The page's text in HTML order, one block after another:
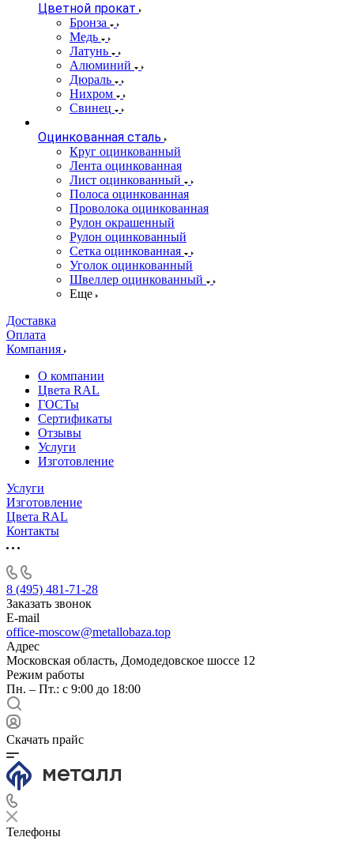
Цветной прокат
Бронза
Медь
Латунь
Алюминий
Дюраль
Нихром
Свинец
Оцинкованная сталь
Круг оцинкованный
Лента оцинкованная
Лист оцинкованный
Полоса оцинкованная
Проволока оцинкованная
Рулон окрашенный
Рулон оцинкованный
Сетка оцинкованная
Уголок оцинкованный
Швеллер оцинкованный
Еще
Доставка
Оплата
Компания
О компании
Цвета RAL
ГОСТы
Сертификаты
Отзывы
Услуги
Изготовление
Услуги
Изготовление
Цвета RAL
Контакты
8 (495) 481-71-28
Заказать звонок
E-mail
office-moscow@metallobaza.top
Адрес
Московская область, Домодедовское шоссе 12
Режим работы
Пн. – Пт.: с 9:00 до 18:00
Скачать прайс
Телефоны